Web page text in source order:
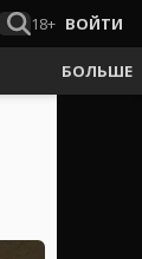
18+ ВОЙТИ
БОЛЬШЕ